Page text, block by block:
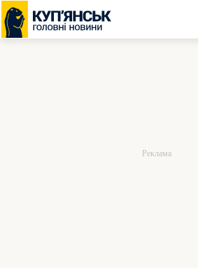
Перейти
до
вмісту